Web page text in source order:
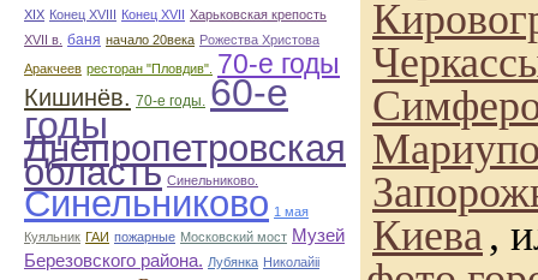
XIX Конец XVIII Конец XVII Харьковская крепость
XVII в. баня начало 20века Рожества Христова
Аракчеев ресторан "Пловдив". 70-е годы
Кишинёв. 70-е годы. 60-е
годы
Днепропетровская
область Синельниково.
Синельниково 1 мая
Куяльник ГАИ пожарные Московский мост Музей
Березовского района. Лубянка Николайii
Киева,